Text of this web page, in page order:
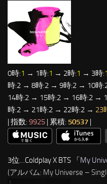
0時:1 → 1時:1 → 2時:1 → 3時:1
時:2 → 8時:2 → 9時:2 → 10時
14時:2 → 15時:2 → 16時:2 →
時:2 → 21時:2 → 22時:2 → 23
| 指数: 9925 | 累積: 50537 |
3位…Coldplay X BTS 「 My
(アルバム: My Universe –